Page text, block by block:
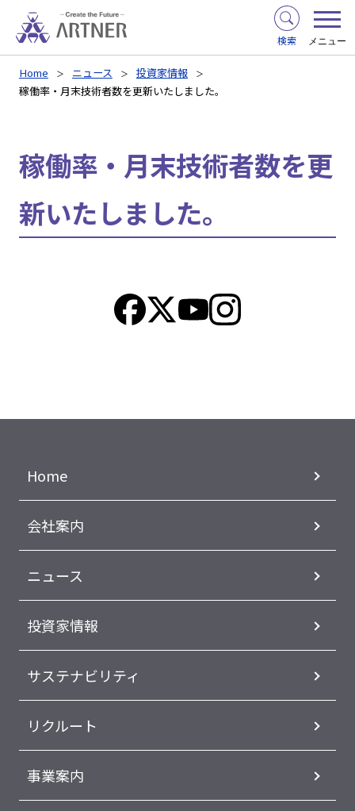
検索 メニュー
Home ニュース
投資家情報
稼働率・月末技術者数を更新いたしました。
稼働率・月末技術者数を更
新いたしました。
Home
会社案内
ニュース
投資家情報
サステナビリティ
リクルート
事業案内